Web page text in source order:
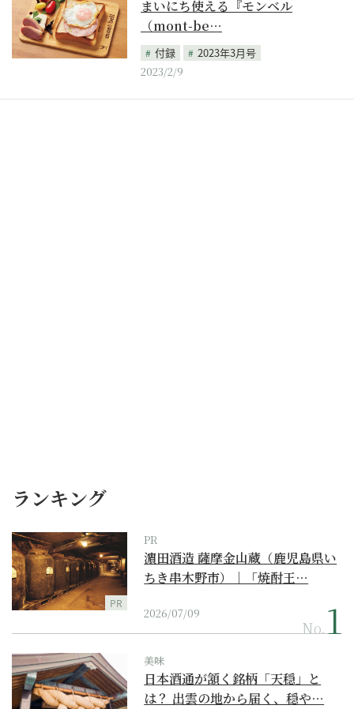
まいにち使える『モンベル
（mont-be…
付録
2023年3月号
2023/2/9
ランキング
PR
PR
濵田酒造 薩摩金山蔵（鹿児島県い
ちき串木野市）｜「焼酎王…
2026/07/09
No.
美味
日本酒通が頷く銘柄「天穏」と
は？ 出雲の地から届く、穏や…